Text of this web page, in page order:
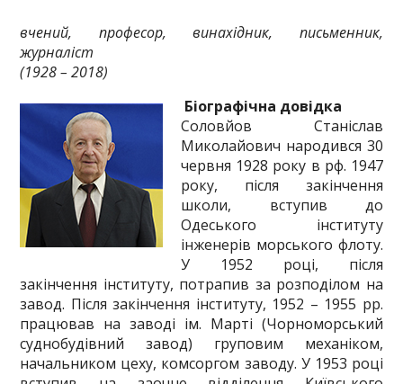
вчений, професор, винахідник, письменник,
журналіст
(1928 – 2018)
Біографічна довідка
Соловйов Станіслав
Миколайович народився 30
червня 1928 року в рф. 1947
року, після закінчення
школи, вступив до
Одеського інституту
інженерів морського флоту.
У 1952 році, після
закінчення інституту, потрапив за розподілом на
завод. Після закінчення інституту, 1952 – 1955 рр.
працював на заводі ім. Марті (Чорноморський
суднобудівний завод) груповим механіком,
начальником цеху, комсоргом заводу. У 1953 році